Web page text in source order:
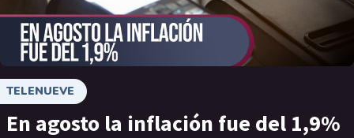
TELENUEVE
En agosto la inflación fue del 1,9%